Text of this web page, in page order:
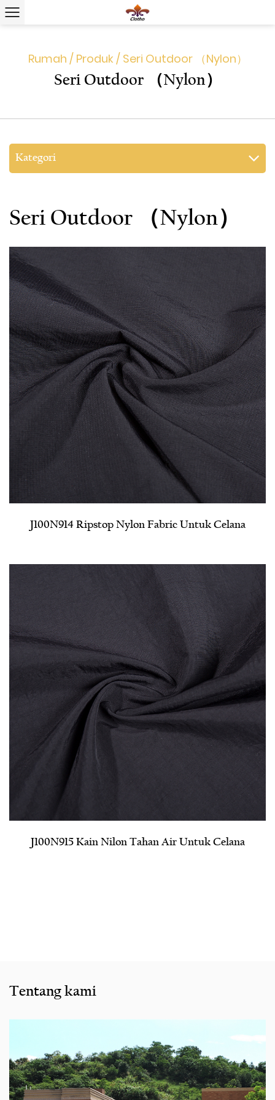
Rumah / Produk / Seri Outdoor （Nylon）
Seri Outdoor （Nylon）
Kategori
Seri Outdoor （Nylon）
J100N914 Ripstop Nylon Fabric Untuk Celana
J100N915 Kain Nilon Tahan Air Untuk Celana
Tentang kami